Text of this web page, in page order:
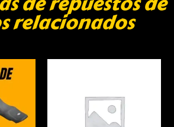
relacionados